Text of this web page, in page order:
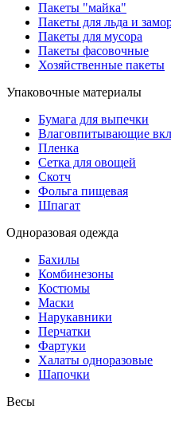
Пакеты "майка"
Пакеты для льда и
Пакеты для мусора
Пакеты фасовочные
Хозяйственные пакеты
Упаковочные материалы
Бумага для выпечки
Влаговпитывающие
Пленка
Сетка для овощей
Скотч
Фольга пищевая
Шпагат
Одноразовая одежда
Бахилы
Комбинезоны
Костюмы
Маски
Нарукавники
Перчатки
Фартуки
Халаты одноразовые
Шапочки
Весы